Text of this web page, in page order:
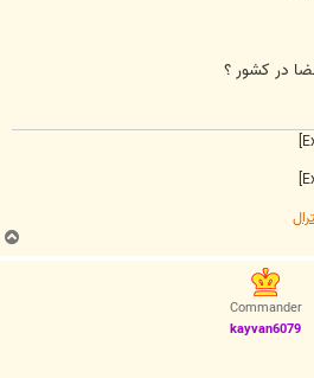
در کشور ؟
ب
ا
Commander
kayvan6079